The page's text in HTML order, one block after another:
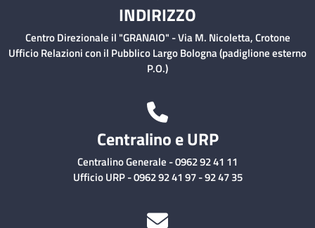
INDIRIZZO
Centro Direzionale il "GRANAIO" - Via M. Nicoletta, Crotone
Ufficio Relazioni con il Pubblico Largo Bologna (padiglione esterno
P.O.)
Centralino e URP
Centralino Generale - 0962 92 41 11
Ufficio URP - 0962 92 41 97 - 92 47 35